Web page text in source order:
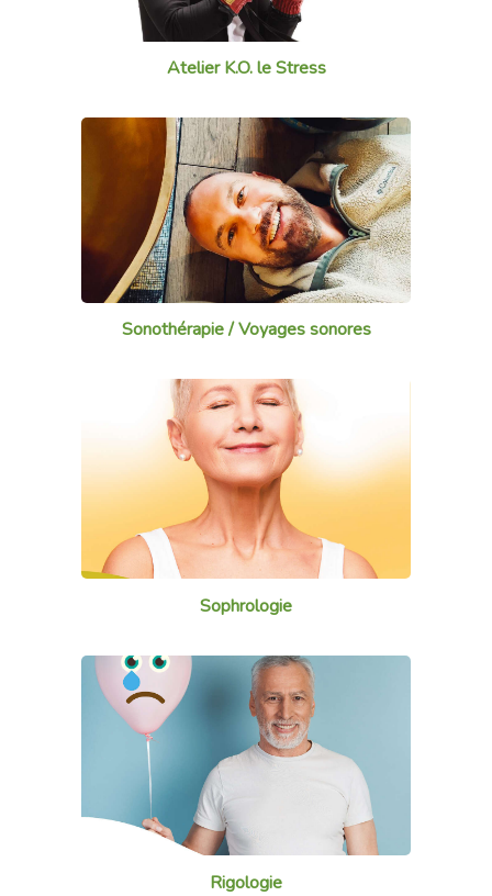
Atelier K.O. le Stress
Sonothérapie / Voyages sonores
Sophrologie
Rigologie